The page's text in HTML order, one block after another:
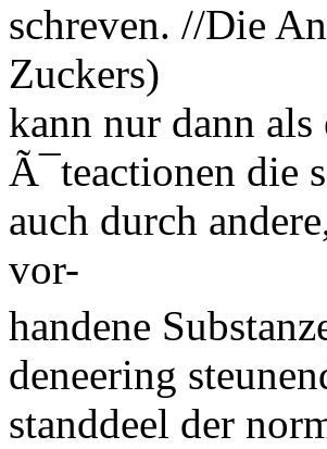
schreven. //Die
Zuckers)
kann nur dann als
Ã¯teactionen die
auch durch
vor-
handene
deneering
standdeel der